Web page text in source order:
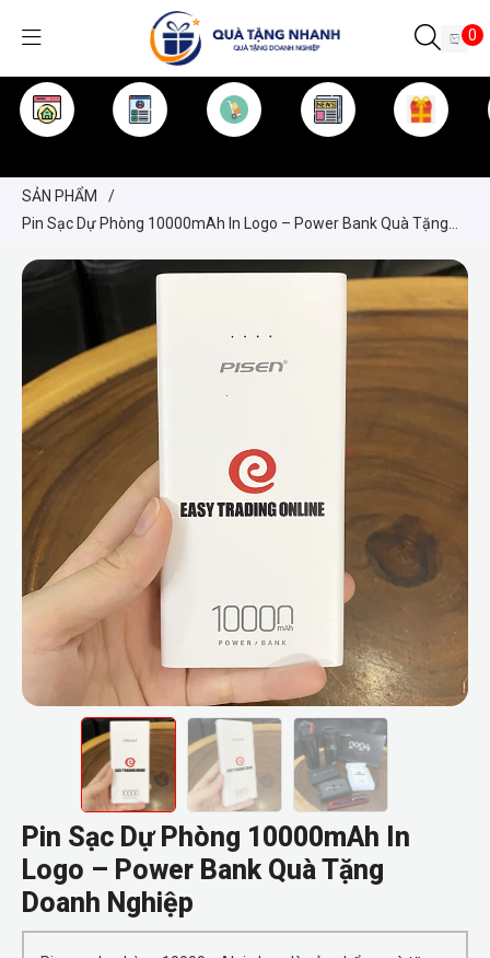
0
SẢN PHẨM
/
Pin Sạc Dự Phòng 10000mAh In Logo – Power Bank Quà Tặng
Pin Sạc Dự Phòng 10000mAh In
Logo – Power Bank Quà Tặng
Doanh Nghiệp